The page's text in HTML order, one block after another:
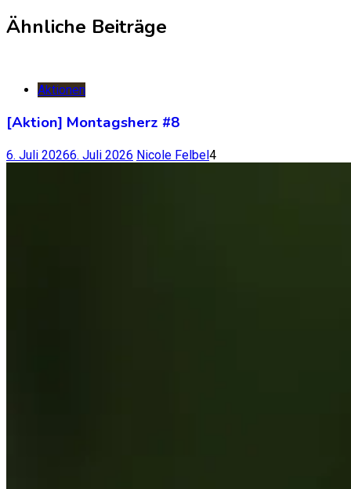
Ähnliche Beiträge
Aktionen
[Aktion] Montagsherz #8
6. Juli 20266. Juli 2026 Nicole Felbel4